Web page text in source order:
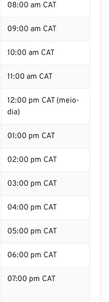
08:00 am CAT
09:00 am CAT
10:00 am CAT
11:00 am CAT
12:00 pm CAT (meio-
dia)
01:00 pm CAT
02:00 pm CAT
03:00 pm CAT
04:00 pm CAT
05:00 pm CAT
06:00 pm CAT
07:00 pm CAT